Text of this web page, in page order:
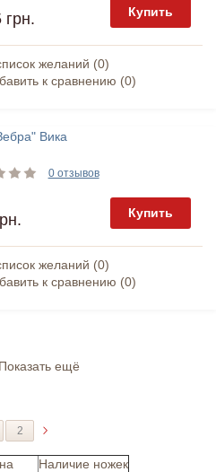
грн. Купить
желаний (0)
к сравнению (0)
Вика
0 отзывов
Купить
желаний (0)
к сравнению (0)
Показать ещё
2
Наличие ножек